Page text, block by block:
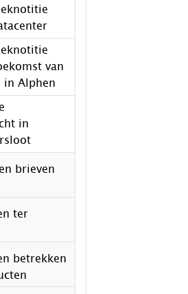
van
in Alphen
in
brieven
ter
betrekken